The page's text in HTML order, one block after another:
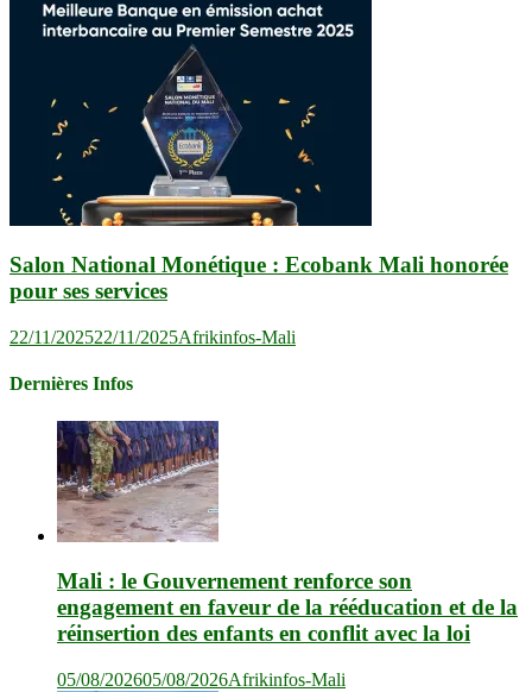
Salon National Monétique : Ecobank Mali honorée
pour ses services
22/11/202522/11/2025Afrikinfos-Mali
Dernières Infos
Mali : le Gouvernement renforce son
engagement en faveur de la rééducation et de la
réinsertion des enfants en conflit avec la loi
05/08/202605/08/2026Afrikinfos-Mali